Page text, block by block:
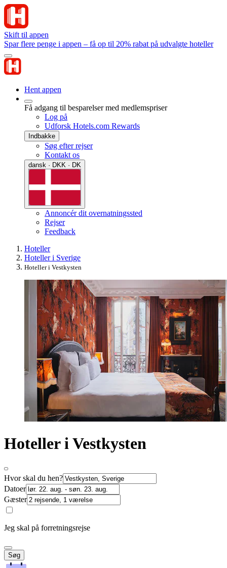
Skift til appen
Spar flere penge i appen – få op til 20% rabat på udvalgte hoteller
Hent appen
Få adgang til besparelser med medlemspriser
Log på
Udforsk Hotels.com Rewards
Indbakke
Søg efter rejser
Kontakt os
dansk · DKK · DK
Annoncér dit overnatningssted
Rejser
Feedback
Hoteller
Hoteller i Sverige
Hoteller i Vestkysten
Hoteller i Vestkysten
Hvor skal du hen?
Datoer
Gæster
Jeg skal på forretningsrejse
Søg